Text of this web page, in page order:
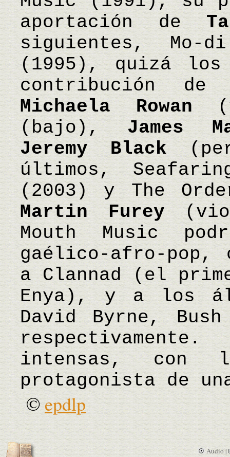
aportación de
siguientes, Mo-
(1995), quizá los
contribución
Michaela Rowan
(bajo), James
Jeremy Black
últimos,
(2003) y The
Martin Furey
Mouth Music
gaélico-afro-pop,
a Clannad (el
Enya), y a los
David Byrne,
intensas, con
protagonista de
©epdlp
Audio |